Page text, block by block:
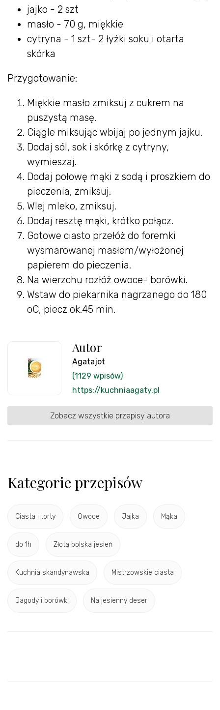
jajko - 2 szt
masło - 70 g, miękkie
cytryna - 1 szt- 2 łyżki soku i otarta
skórka
Przygotowanie:
Miękkie masło zmiksuj z cukrem na
puszystą masę.
Ciągle miksując wbijaj po jednym jajku.
Dodaj sól, sok i skórkę z cytryny,
wymieszaj.
Dodaj połowę mąki z sodą i proszkiem do
pieczenia, zmiksuj.
Wlej mleko, zmiksuj.
Dodaj resztę mąki, krótko połącz.
Gotowe ciasto przełóż do foremki
wysmarowanej masłem/wyłożonej
papierem do pieczenia.
Na wierzchu rozłóż owoce- borówki.
Wstaw do piekarnika nagrzanego do 180
oC, piecz ok.45 min.
Autor
Agatajot
(1129 wpisów)
https://kuchniaagaty.pl
Zobacz wszystkie przepisy autora
Kategorie przepisów
Ciasta i torty Owoce Jajka Mąka
do 1h Złota polska jesień
Kuchnia skandynawska Mistrzowskie ciasta
Jagody i borówki Na jesienny deser